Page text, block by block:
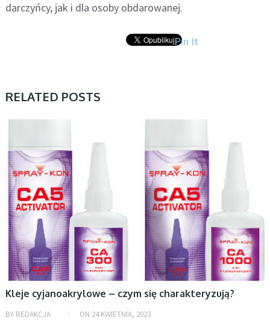
darczyńcy, jak i dla osoby obdarowanej.
Pin It
RELATED POSTS
Kleje cyjanoakrylowe – czym się charakteryzują?
BY REDAKCJA ON 24 KWIETNIA, 2023